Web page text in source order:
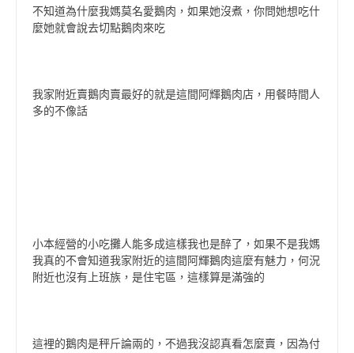
不知道為什麼我媽莫名愛鵝肉，如果她沒煮，你問她想吃什
麼她就會說去切點鵝肉來吃
我家附近賣鵝肉賣最好的就是這間阿輝鵝肉店，用餐時間人
多的不像話
小本經營的小吃攤人能多成這樣我也是醉了，如果不是我媽
我真的不會知道我家附近的這間阿輝鵝肉這麼有魅力，何況
附近也沒有上班族，是住宅區，這樣算是滿強的
這裡的鵝肉是秤斤論兩的，不過我沒認真看怎麼賣，因為付